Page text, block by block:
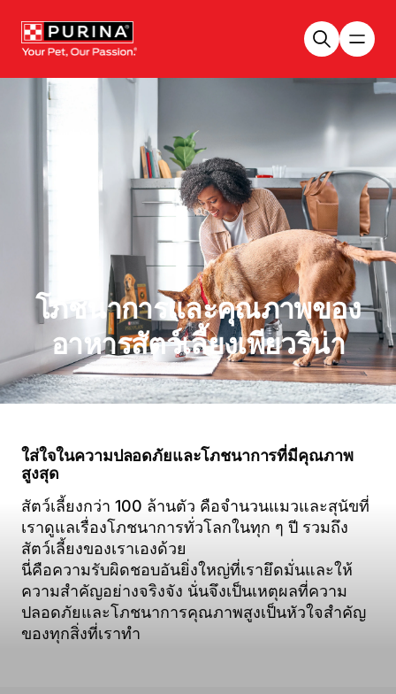
โภชนาการและคุณภาพของ
อาหารสัตว์เลี้ยงเพียวริน่า
ใส่ใจในความปลอดภัยและโภชนาการที่มีคุณภาพ
สูงสุด
สัตว์เลี้ยงกว่า 100 ล้านตัว คือจำนวนแมวและสุนัขที่
เราดูแลเรื่องโภชนาการทั่วโลกในทุก ๆ ปี รวมถึง
สัตว์เลี้ยงของเราเองด้วย
นี่คือความรับผิดชอบอันยิ่งใหญ่ที่เรายึดมั่นและให้
ความสำคัญอย่างจริงจัง นั่นจึงเป็นเหตุผลที่ความ
ปลอดภัยและโภชนาการคุณภาพสูงเป็นหัวใจสำคัญ
ของทุกสิ่งที่เราทำ